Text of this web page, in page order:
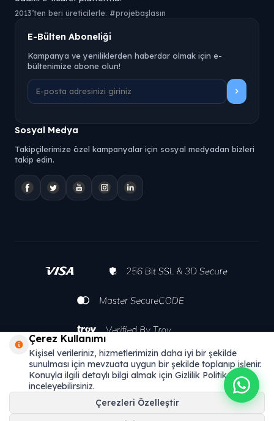
2013’ten beri üreticilerle. #projebaşlasın
E-Bülten Aboneliği
Kampanya ve yeniliklerden haberdar olmak için e-
bültenimize abone olun!
Sosyal Medya
Takipçilerimize özel kampanyalar için sosyal medyadan bizleri
takip edin.
Çerez Kullanımı
Kişisel verileriniz, hizmetlerimizin daha iyi bir şekilde
sunulması için mevzuata uygun bir şekilde toplanıp işlenir.
Konuyla ilgili detaylı bilgi almak için Gizlilik Politikamızı
inceleyebilirsiniz.
Çerezleri Özelleştir